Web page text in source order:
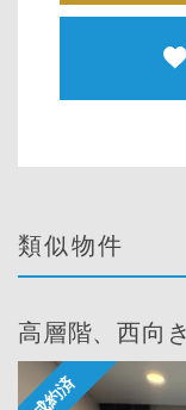
類似物件
高層階、西向